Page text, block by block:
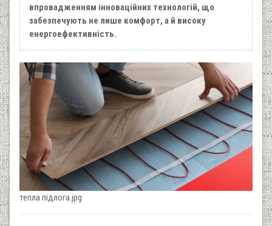
впровадженням інноваційних технологій, що
забезпечують не лише комфорт, а й високу
енергоефективність.
тепла підлога.jpg